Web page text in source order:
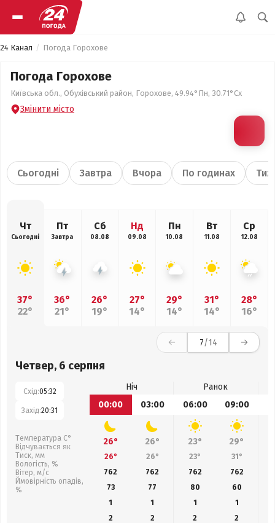
24 Канал Погода Горохове
Погода Горохове
Київська обл., Обухівський район, Горохове, 49.94°Пн, 30.71°Сх
Змінити місто
Сьогодні Завтра Вчора По годинах
Чт
Сьогодні
37°
22°
Пт
Завтра
36°
21°
Сб
08.08
26°
19°
Нд
09.08
27°
14°
Пн
10.08
29°
14°
Вт
11.08
31°
14°
Ср
12.08
28°
16°
7/14
Четвер, 6 серпня
Схід:05:32
Захід:20:31
Температура С°
Відчувається як
Тиск, мм
Вологість, %
Вітер, м/с
Ймовірність опадів,
%
Ніч
Ранок
00:00
03:00 06:00 09:00
26° 26° 23° 29°
26° 26° 23° 31°
762
762 762 762
73
77 80 60
1
1 1
1
2
2 2 2